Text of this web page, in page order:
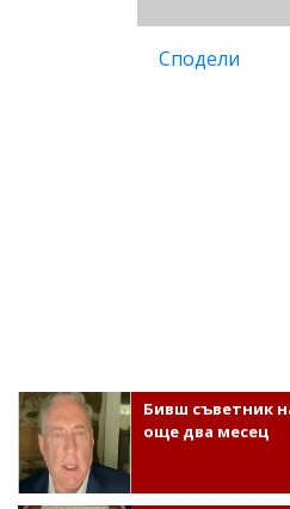
Сподели
Бивш съветник
още два месец